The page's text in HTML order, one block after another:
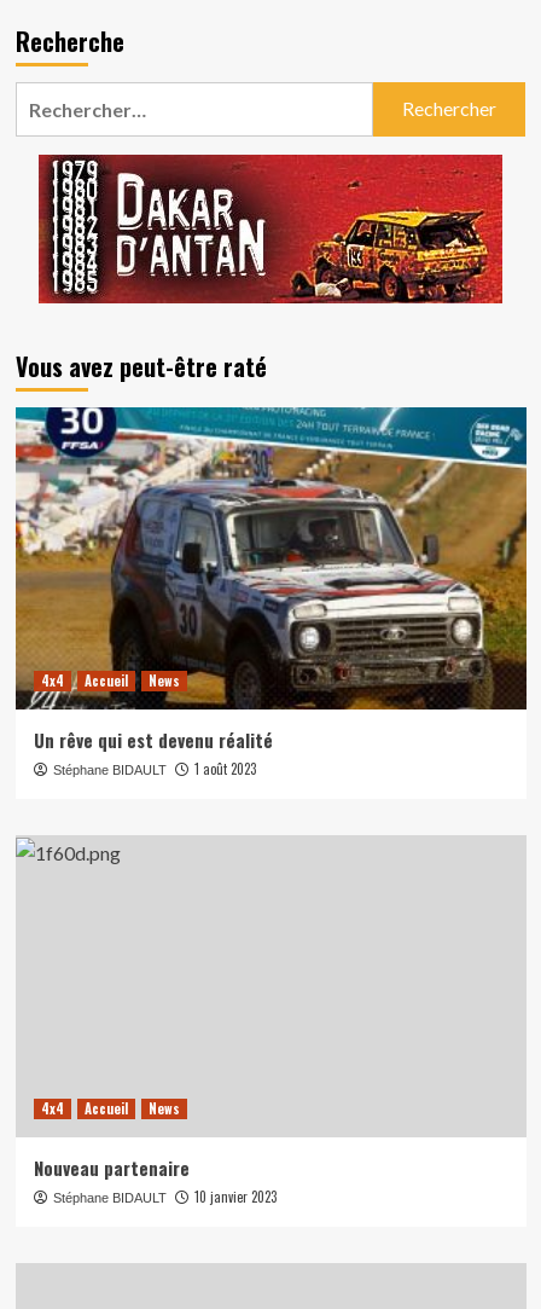
Recherche
Vous avez peut-être raté
4x4 Accueil News
Un rêve qui est devenu réalité
Stéphane BIDAULT 1 août 2023
4x4 Accueil News
Nouveau partenaire
Stéphane BIDAULT 10 janvier 2023